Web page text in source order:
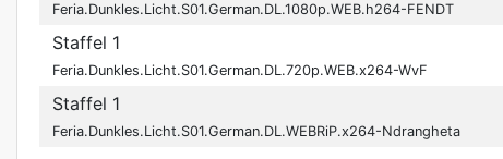
Feria.Dunkles.Licht.S01.German.DL.1080p.WEB.h264-FENDT
Staffel 1
Feria.Dunkles.Licht.S01.German.DL.720p.WEB.x264-WvF
Staffel 1
Feria.Dunkles.Licht.S01.German.DL.WEBRiP.x264-Ndrangheta